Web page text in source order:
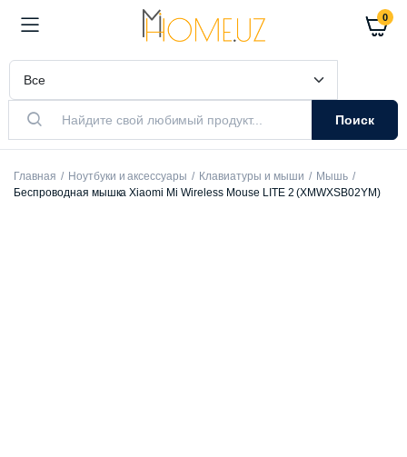
0
Поиск
Главная Ноутбуки и аксессуары Клавиатуры и мыши
Мышь
Беспроводная мышка Xiaomi Mi Wireless Mouse LITE 2 (XMWXSB02YM)